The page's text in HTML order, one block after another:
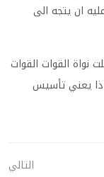
ان يتجه الى
نواة القوات القوات
يعني تأسيس
التالي